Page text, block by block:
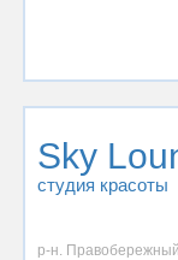
Sky
студия красоты
р-н. Правобережный